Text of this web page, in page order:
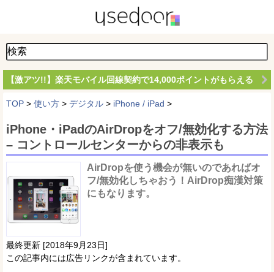
【激アツ!!】楽天モバイル回線契約で14,000ポイントがもらえる
TOP > 使い方 > デジタル > iPhone / iPad >
iPhone・iPadのAirDropをオフ/無効化する方法
– コントロールセンターからの非表示も
AirDropを使う機会が無いのであればオ
フ/無効化しちゃおう！AirDrop痴漢対策
にもなります。
最終更新 [2018年9月23日]
この記事内には広告リンクが含まれています。